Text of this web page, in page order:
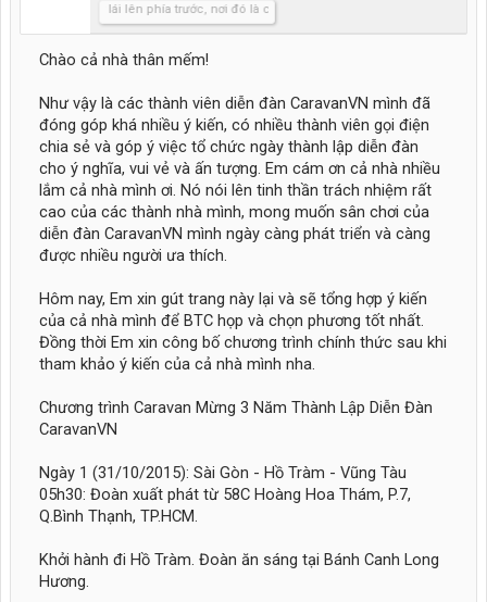
Hãy lái lên phía trước, nơi đó là cả bầu trời xanh.....
Chào cả nhà thân mếm!
Như vậy là các thành viên diễn đàn CaravanVN mình đã
đóng góp khá nhiều ý kiến, có nhiều thành viên gọi điện
chia sẻ và góp ý việc tổ chức ngày thành lập diễn đàn
cho ý nghĩa, vui vẻ và ấn tượng. Em cám ơn cả nhà nhiều
lắm cả nhà mình ơi. Nó nói lên tinh thần trách nhiệm rất
cao của các thành nhà mình, mong muốn sân chơi của
diễn đàn CaravanVN mình ngày càng phát triển và càng
được nhiều người ưa thích.
Hôm nay, Em xin gút trang này lại và sẽ tổng hợp ý kiến
của cả nhà mình để BTC họp và chọn phương tốt nhất.
Đồng thời Em xin công bố chương trình chính thức sau khi
tham khảo ý kiến của cả nhà mình nha.
Chương trình Caravan Mừng 3 Năm Thành Lập Diễn Đàn
CaravanVN
Ngày 1 (31/10/2015): Sài Gòn - Hồ Tràm - Vũng Tàu
05h30: Đoàn xuất phát từ 58C Hoàng Hoa Thám, P.7,
Q.Bình Thạnh, TP.HCM.
Khởi hành đi Hồ Tràm. Đoàn ăn sáng tại Bánh Canh Long
Hương.